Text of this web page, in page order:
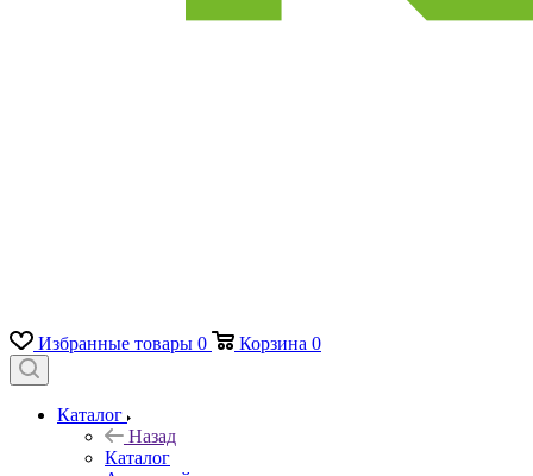
Избранные товары 0 Корзина 0
Каталог
Назад
Каталог